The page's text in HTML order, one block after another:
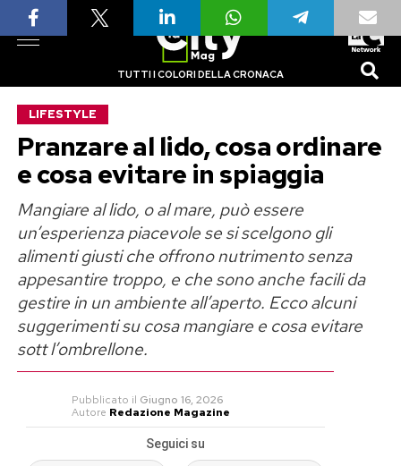
TUTTI I COLORI DELLA CRONACA
LIFESTYLE
Pranzare al lido, cosa ordinare
e cosa evitare in spiaggia
Mangiare al lido, o al mare, può essere
un’esperienza piacevole se si scelgono gli
alimenti giusti che offrono nutrimento senza
appesantire troppo, e che sono anche facili da
gestire in un ambiente all’aperto. Ecco alcuni
suggerimenti su cosa mangiare e cosa evitare
sott l’ombrellone.
Pubblicato il Giugno 16, 2026
Autore Redazione Magazine
Seguici su